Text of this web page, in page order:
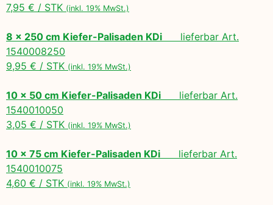
7,95 € / STK (inkl. 19% MwSt.)
8 x 250 cm Kiefer-Palisaden KDi lieferbar Art.
1540008250
9,95 € / STK (inkl. 19% MwSt.)
10 x 50 cm Kiefer-Palisaden KDi lieferbar Art.
1540010050
3,05 € / STK (inkl. 19% MwSt.)
10 x 75 cm Kiefer-Palisaden KDi lieferbar Art.
1540010075
4,60 € / STK (inkl. 19% MwSt.)